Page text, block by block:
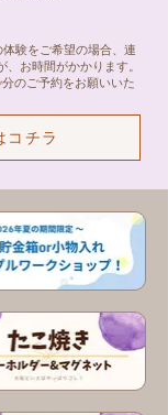
験をご希望の場合、連
お時間がかかります。
のご予約をお願いいた
コチラ